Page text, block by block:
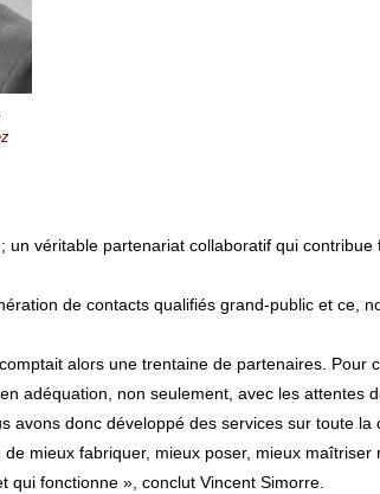
véritable partenariat collaboratif qui contribue
de contacts qualifiés grand-public et ce,
alors une trentaine de partenaires. Pour
adéquation, non seulement, avec les attentes
donc développé des services sur toute la
mieux fabriquer, mieux poser, mieux maîtriser
fonctionne », conclut Vincent Simorre.